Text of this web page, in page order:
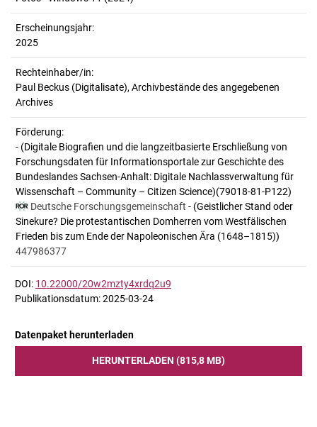
Erscheinungsjahr:
2025
Rechteinhaber/in:
Paul Beckus (Digitalisate), Archivbestände des angegebenen
Archives
Förderung:
- (Digitale Biografien und die langzeitbasierte Erschließung von
Forschungsdaten für Informationsportale zur Geschichte des
Bundeslandes Sachsen-Anhalt: Digitale Nachlassverwaltung für
Wissenschaft – Community – Citizen Science)(79018-81-P122)
Deutsche Forschungsgemeinschaft - (Geistlicher Stand oder
Sinekure? Die protestantischen Domherren vom Westfälischen
Frieden bis zum Ende der Napoleonischen Ära (1648–1815))
447986377
DOI: 10.22000/20w2mzty4xrdq2u9
Publikationsdatum: 2025-03-24
Datenpaket herunterladen
HERUNTERLADEN (815,8 MB)